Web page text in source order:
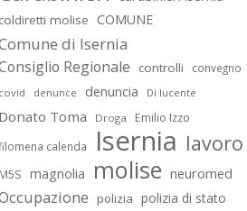
coldiretti molise COMUNE
di Isernia
Regionale controlli convegno
covid denunce denuncia Di lucente
Donato Toma Droga Emilio Izzo
calenda Isernia lavoro
M5S magnolia molise neuromed
polizia polizia di stato